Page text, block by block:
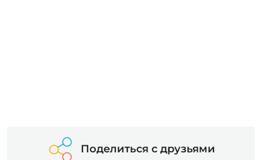
Поделиться с друзьями